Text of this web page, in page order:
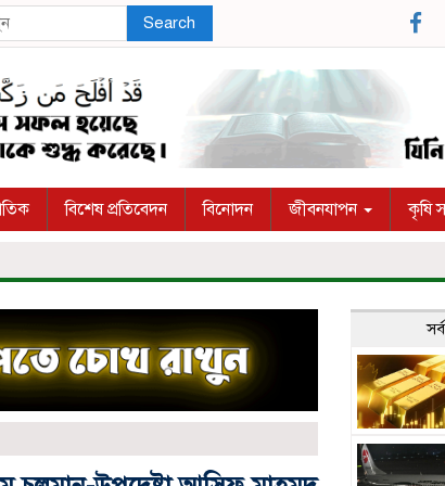
Search
বিশেষ প্রতিবেদন বিনোদন জীবনযাপন কৃষি